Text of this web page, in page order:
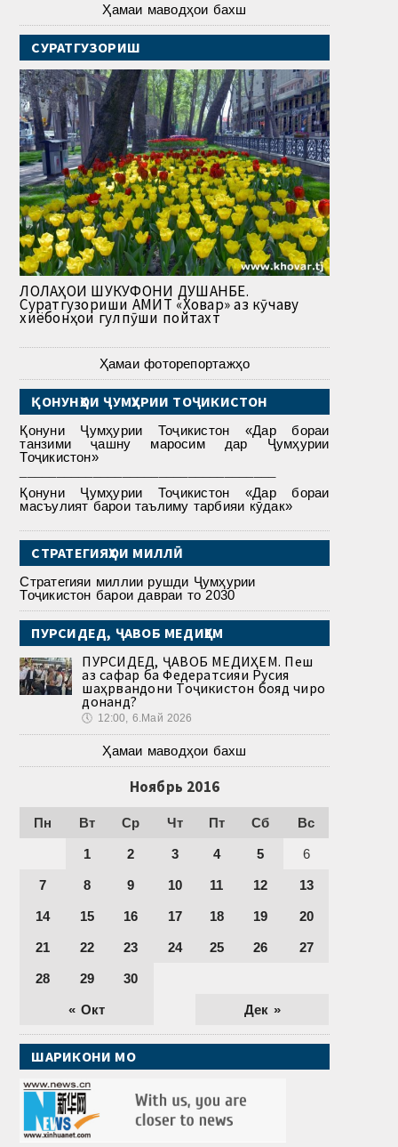
Ҳамаи маводҳои бахш
СУРАТГУЗОРИШ
ЛОЛАҲОИ ШУКУФОНИ ДУШАНБЕ.
Суратгузориши АМИТ «Ховар» аз кӯчаву
хиёбонҳои гулпӯши пойтахт
Ҳамаи фоторепортажҳо
ҚОНУНҲОИ ҶУМҲУРИИ ТОҶИКИСТОН
Қонуни Ҷумҳурии Тоҷикистон «Дар бораи
танзими ҷашну маросим дар Ҷумҳурии
Тоҷикистон»
Қонуни Ҷумҳурии Тоҷикистон «Дар бораи
масъулият барои таълиму тарбияи кӯдак»
СТРАТЕГИЯҲОИ МИЛЛӢ
Стратегияи миллии рушди Ҷумҳурии
Тоҷикистон барои давраи то 2030
ПУРСИДЕД, ҶАВОБ МЕДИҲЕМ
ПУРСИДЕД, ҶАВОБ МЕДИҲЕМ. Пеш
аз сафар ба Федератсияи Русия
шаҳрвандони Тоҷикистон бояд чиро
донанд?
🕔 12:00, 6.Май 2026
Ҳамаи маводҳои бахш
Ноябрь 2016
Пн Вт Ср Чт Пт Сб Вс
« Окт Дек »
1 2 3 4 5 6
7 8 9 10 11 12 13
14 15 16 17 18 19 20
21 22 23 24 25 26 27
28 29 30
ШАРИКОНИ МО